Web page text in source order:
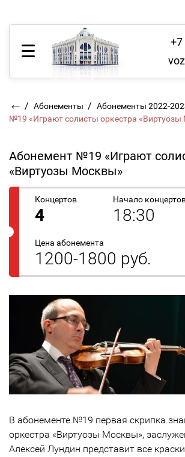
+7
← / Абонементы / Абонементы 2022-
№19 «Играют солисты оркестра
Абонемент №19 «Играют
«Виртуозы Москвы»
Концертов
4
Начало
18:30
Цена абонемента
1200-1800 руб.
В абонементе №19 первая скрипка
оркестра «Виртуозы Москвы»,
Алексей Лундин представит все